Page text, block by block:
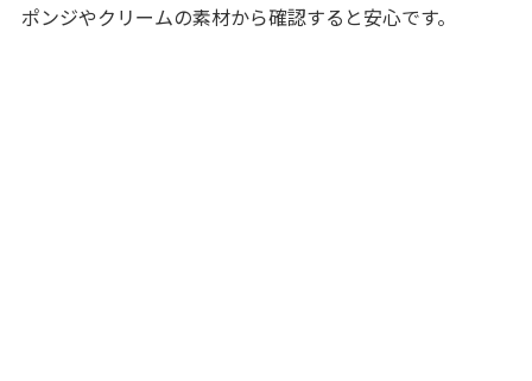
ポンジやクリームの素材から確認すると安心です。